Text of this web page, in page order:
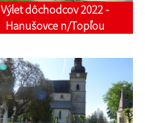
Výlet dôchodcov 2022 -
Hanušovce n/Topľou